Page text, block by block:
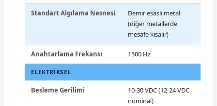
Standart Algılama Nesnesi
Demir esaslı metal
(diğer metallerde
mesafe kısalır)
Anahtarlama Frekansı 1500 Hz
ELEKTRIKSEL
Besleme Gerilimi
10-30 VDC (12-24 VDC
nominal)